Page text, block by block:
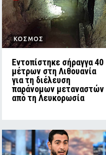
ΚΟΣΜΟΣ
Εντοπίστηκε σήραγγα 40
μέτρων στη Λιθουανία
για τη διέλευση
παράνομων μεταναστών
από τη Λευκορωσία